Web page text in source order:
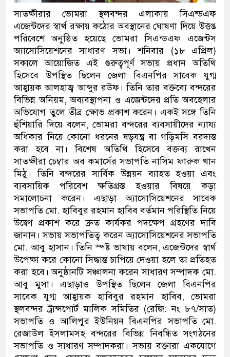
সাতক্ষীরার ভোমরা স্থলবন্দরএলাকায় সিএন্ডএফ
এজেন্টদের স্বার্থ রক্ষায় কঠোর অবস্থানের ঘোষণা দিয়ে উত্তপ্ত
পরিবেশে অনুষ্ঠিত হয়েছে ভোমরা সিএন্ডএফ এজেন্টস
অ্যাসোসিয়েশনের সাধারণ সভা। শনিবার (১৮ এপ্রিল)
সকালে আয়োজিত এই গুরুত্বপূর্ণ সভায় প্রধান অতিথি
হিসেবে উপস্থিত ছিলেন জেলা বিএনপির সাবেক যুগ্ম
আহ্বায়ক আলহাজ্ব আব্দুর রউফ। তিনি তার বক্তব্যে বন্দরের
বিভিন্ন অনিয়ম, অব্যবস্থাপনা ও এজেন্টদের প্রতি অবহেলার
অভিযোগ তুলে তীব্র ক্ষোভ প্রকাশ করেন। একই সঙ্গে তিনি
হুঁশিয়ারি দিয়ে বলেন, ভোমরা বন্দরের ব্যবসায়ীদের ন্যায্য
অধিকার নিয়ে কোনো ধরনের ষড়যন্ত্র বা গড়িমসি বরদাস্ত
করা হবে না। বিশেষ অতিথি হিসেবে বক্তব্য রাখেন
সাতক্ষীরা চেম্বার অব কমার্সের সভাপতি নাসিম ফারুক খান
মিঠু। তিনি বন্দরের সার্বিক উন্নয়ন ব্যাহত হওয়া এবং
ব্যবসায়িক পরিবেশ ক্ষতিগ্রস্ত হওয়ার বিষয়ে কড়া
সমালোচনা করেন। এছাড়া অ্যাসোসিয়েশনের সাবেক
সভাপতি মো. হাবিবুর রহমান হাবিব বর্তমান পরিস্থিতি নিয়ে
উদ্বেগ প্রকাশ করে দ্রুত কার্যকর পদক্ষেপ গ্রহণের দাবি
জানান। সভায় সভাপতিত্ব করেন অ্যাসোসিয়েশনের সভাপতি
মো. আবু হাসান। তিনি স্পষ্ট ভাষায় বলেন, এজেন্টদের স্বার্থ
উপেক্ষা করে কোনো সিদ্ধান্ত চাপিয়ে দেওয়া হলে তা প্রতিহত
করা হবে। অনুষ্ঠানটি সঞ্চালনা করেন সাধারণ সম্পাদক মো.
আবু মুসা। এছাড়াও উপস্থিত ছিলেন জেলা বিএনপির
সাবেক যুগ্ম আহ্বায়ক হাবিবুর রহমান হাবিব, ভোমরা
স্থলবন্দর ট্রান্সপোর্ট মালিক সমিতির (রেজি: নং ৮৭/সাত)
সভাপতি ও আলিপুর ইউনিয়ন বিএনপির সভাপতি মো.
রেজাউল ইসলামসহ বন্দরের বিভিন্ন নিবন্ধিত সংগঠনের
সভাপতি ও সাধারণ সম্পাদকরা। সভায় বক্তারা একযোগে